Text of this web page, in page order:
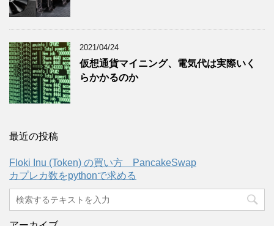
2021/04/24
仮想通貨マイニング、電気代は実際いく
らかかるのか
最近の投稿
Floki Inu (Token) の買い方 PancakeSwap
カプレカ数をpythonで求める